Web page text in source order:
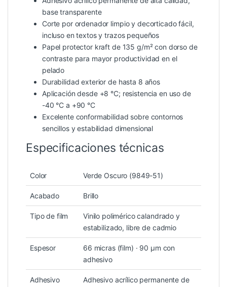
base transparente
Corte por ordenador limpio y decorticado fácil,
incluso en textos y trazos pequeños
Papel protector kraft de 135 g/m² con dorso de
contraste para mayor productividad en el
pelado
Durabilidad exterior de hasta 8 años
Aplicación desde +8 °C; resistencia en uso de
-40 °C a +90 °C
Excelente conformabilidad sobre contornos
sencillos y estabilidad dimensional
Especificaciones técnicas
Color Verde Oscuro (9849-51)
Acabado Brillo
Tipo de film
Vinilo polimérico calandrado y
estabilizado, libre de cadmio
Espesor
66 micras (film) · 90 µm con
adhesivo
Adhesivo Adhesivo acrílico permanente de